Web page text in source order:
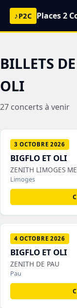
♪P2C Places 2
BILLETS
OLI
27 concerts à venir
3 OCTOBRE 2026
BIGFLO ET OLI
ZENITH LIMOGES
Limoges
4 OCTOBRE 2026
BIGFLO ET OLI
ZENITH DE PAU
Pau